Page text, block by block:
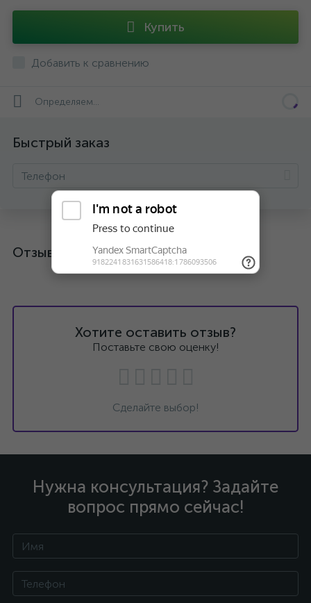
Купить
Добавить к сравнению
Определяем...
Быстрый заказ
Отзывы
Хотите оставить отзыв?
Поставьте свою оценку!
Сделайте выбор!
Нужна консультация? Задайте
вопрос прямо сейчас!